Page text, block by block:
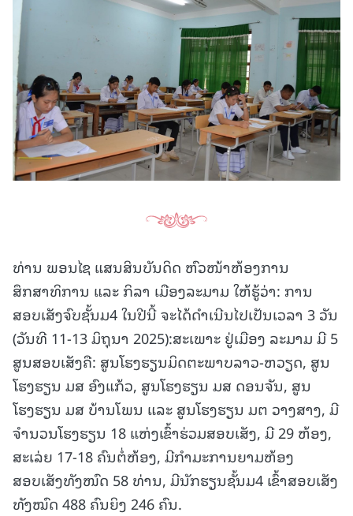
ທ່ານ ພອນໄຊ ແສນສິນບັນດິດ ຫົວໜ້າຫ້ອງການ
ສຶກສາທິການ ແລະ ກິລາ ເມືອງລະມາມ ໃຫ້ຮູ້ວ່າ: ການ
ສອບເສັງຈົບຊັ້ນມ4 ໃນປີນີ້ ຈະໄດ້ດຳເນີນໄປເປັນເວລາ 3 ວັນ
(ວັນທີ 11-13 ມິຖຸນາ 2025):ສະເພາະ ຢູ່ເມືອງ ລະມາມ ມີ 5
ສູນສອບເສັງຄື: ສູນໂຮງຮຽນມິດຕະພາບລາວ-ຫວຽດ, ສູນ
ໂຮງຮຽນ ມສ ອົງແກ້ວ, ສູນໂຮງຮຽນ ມສ ດອນຈັນ, ສູນ
ໂຮງຮຽນ ມສ ບ້ານໂພນ ແລະ ສູນໂຮງຮຽນ ມຕ ວາງສາງ, ມີ
ຈຳນວນໂຮງຮຽນ 18 ແຫ່ງເຂົ້າຮ່ວມສອບເສັງ, ມີ 29 ຫ້ອງ,
ສະເລ່ຍ 17-18 ຄົນຕໍ່ຫ້ອງ, ມີກໍາມະການຍາມຫ້ອງ
ສອບເສັງທັງໜົດ 58 ທ່ານ, ມີນັກຮຽນຊັ້ນມ4 ເຂົ້າສອບເສັງ
ທັງໝົດ 488 ຄົນຍິງ 246 ຄົນ.